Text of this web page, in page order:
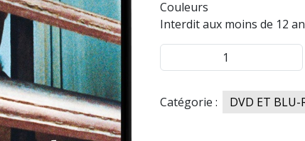
Couleurs
Interdit aux moins de 12
de
TUER
Catégorie : DVD ET BLU-